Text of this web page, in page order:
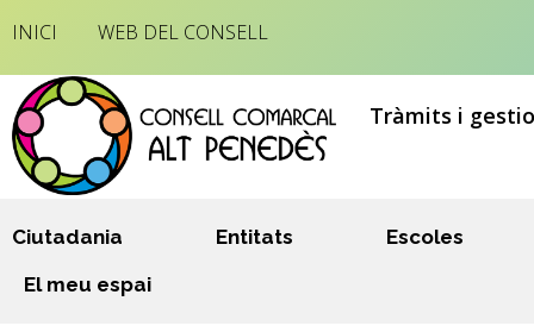
INICI WEB DEL CONSELL
Tràmits i
Ciutadania Entitats
Escoles
El meu espai